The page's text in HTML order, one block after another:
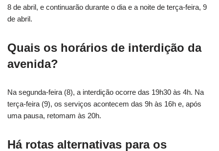
8 de abril, e continuarão durante o dia e a noite de terça-feira, 9
de abril.
Quais os horários de interdição da
avenida?
Na segunda-feira (8), a interdição ocorre das 19h30 às 4h. Na
terça-feira (9), os serviços acontecem das 9h às 16h e, após
uma pausa, retomam às 20h.
Há rotas alternativas para os